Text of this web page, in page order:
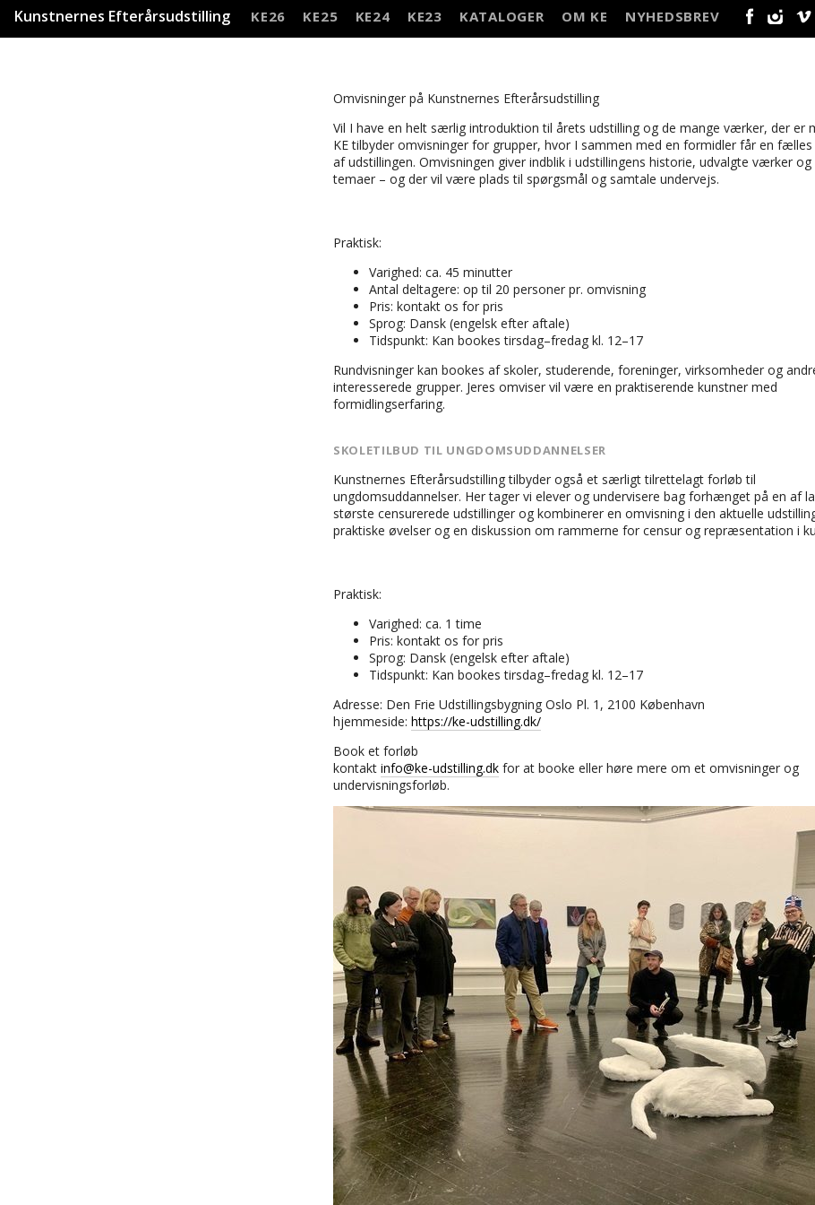
Kunstnernes Efterårsudstilling KE26 KE25 KE24 KE23 KATALOGER OM KE
NYHEDSBREV
FACEBOOK
Omvisninger på Kunstnernes Efterårsudstilling
Vil I have en helt særlig introduktion til årets udstilling og de mange værker, der er
KE tilbyder omvisninger for grupper, hvor I sammen med en formidler får en fælles
af udstillingen. Omvisningen giver indblik i udstillingens historie, udvalgte værker og
temaer – og der vil være plads til spørgsmål og samtale undervejs.
Praktisk:
Varighed: ca. 45 minutter
Antal deltagere: op til 20 personer pr. omvisning
Pris: kontakt os for pris
Sprog: Dansk (engelsk efter aftale)
Tidspunkt: Kan bookes tirsdag–fredag kl. 12–17
Rundvisninger kan bookes af skoler, studerende, foreninger, virksomheder og
interesserede grupper. Jeres omviser vil være en praktiserende kunstner med
formidlingserfaring.
SKOLETILBUD TIL UNGDOMSUDDANNELSER
Kunstnernes Efterårsudstilling tilbyder også et særligt tilrettelagt forløb til
ungdomsuddannelser. Her tager vi elever og undervisere bag forhænget på en af
største censurerede udstillinger og kombinerer en omvisning i den aktuelle
praktiske øvelser og en diskussion om rammerne for censur og repræsentation i
Praktisk:
Varighed: ca. 1 time
Pris: kontakt os for pris
Sprog: Dansk (engelsk efter aftale)
Tidspunkt: Kan bookes tirsdag–fredag kl. 12–17
Adresse: Den Frie Udstillingsbygning Oslo Pl. 1, 2100 København
hjemmeside: https://ke-udstilling.dk/
Book et forløb
kontakt info@ke-udstilling.dk for at booke eller høre mere om et omvisninger og
undervisningsforløb.